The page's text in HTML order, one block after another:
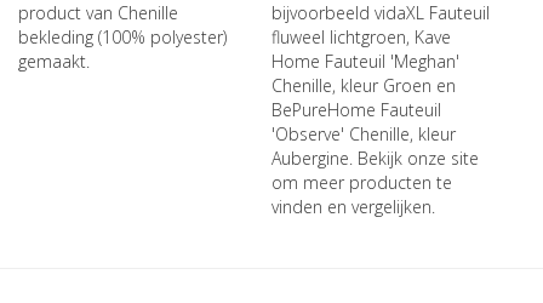
product van Chenille
bekleding (100% polyester)
gemaakt.
bijvoorbeeld vidaXL Fauteuil
fluweel lichtgroen, Kave
Home Fauteuil 'Meghan'
Chenille, kleur Groen en
BePureHome Fauteuil
'Observe' Chenille, kleur
Aubergine. Bekijk onze site
om meer producten te
vinden en vergelijken.